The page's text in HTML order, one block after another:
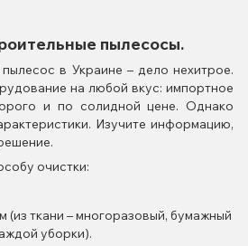
пылесосы.
в Украине – дело нехитрое.
на любой вкус: импортное
и по солидной цене. Однако
Изучите информацию,
очистки:
(из ткани – многоразовый, бумажный
уборки).